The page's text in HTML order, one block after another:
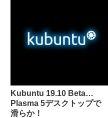
Kubuntu 19.10 Beta…
Plasma 5デスクトップで
滑らか！